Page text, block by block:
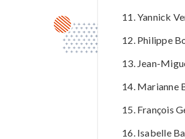
Yannick
Philippe
Jean-
Marianne
François
Isabelle